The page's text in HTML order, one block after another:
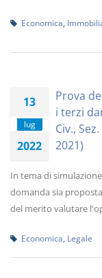
Economica
13
lug
2022
Prova
i terzi
Civ.,
2021)
In tema di
domanda sia
del merito valutare
Economica Legale